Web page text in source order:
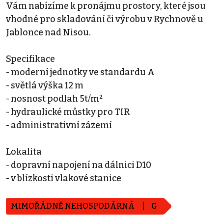
Vám nabízíme k pronájmu prostory, které jsou
vhodné pro skladování či výrobu v Rychnově u
Jablonce nad Nisou.
Specifikace
- moderní jednotky ve standardu A
- světlá výška 12 m
- nosnost podlah 5t/m²
- hydraulické můstky pro TIR
- administrativní zázemí
Lokalita
- dopravní napojení na dálnici D10
- v blízkosti vlakové stanice
MIMOŘÁDNĚ NEHOSPODÁRNÁ G